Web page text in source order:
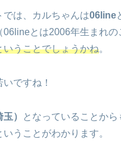
では、カルちゃんは06line
06lineとは2006年生まれの
いうことでしょうかね。
ですね！
玉） となっていることから
いうことがわかります。